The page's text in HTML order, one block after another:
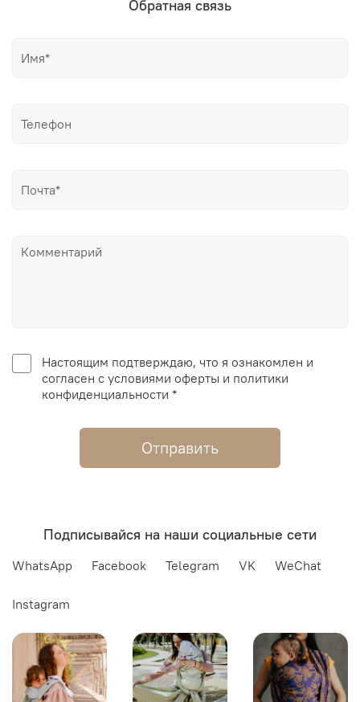
Обратная связь
Настоящим подтверждаю, что я ознакомлен и
согласен с условиями оферты и политики
конфиденциальности *
Отправить
Подписывайся на наши социальные сети
WhatsApp Facebook Telegram VK WeChat
Instagram